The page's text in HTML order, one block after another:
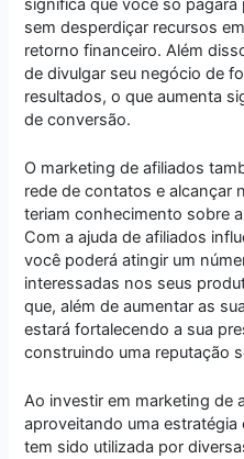
significa que você só
sem desperdiçar recursos
retorno financeiro. Além
de divulgar seu negócio de
resultados, o que aumenta
de conversão.
O marketing de afiliados
rede de contatos e alcançar
teriam conhecimento sobre
Com a ajuda de afiliados
você poderá atingir um
interessadas nos seus
que, além de aumentar as
estará fortalecendo a sua
construindo uma reputação
Ao investir em marketing de
aproveitando uma
tem sido utilizada por